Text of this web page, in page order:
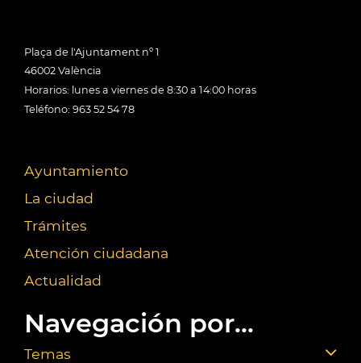
Plaça de l'Ajuntament nº 1
46002 València
Horarios: lunes a viernes de 8:30 a 14:00 horas
Teléfono: 963 52 54 78
Ayuntamiento
La ciudad
Trámites
Atención ciudadana
Actualidad
Navegación por...
Temas